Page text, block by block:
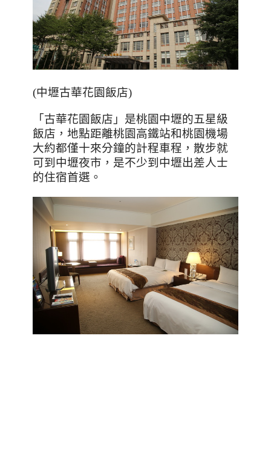
(中壢古華花園飯店)
「古華花園飯店」是桃園中壢的五星級
飯店，地點距離桃園高鐵站和桃園機場
大約都僅十來分鐘的計程車程，散步就
可到中壢夜市，是不少到中壢出差人士
的住宿首選。